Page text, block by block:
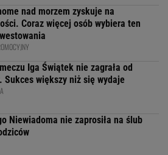
nad morzem zyskuje na
Coraz więcej osób wybiera ten
Iga Świątek nie zagrała od
Sukces większy niż się wydaje
Niewiadoma nie zaprosiła na ślub